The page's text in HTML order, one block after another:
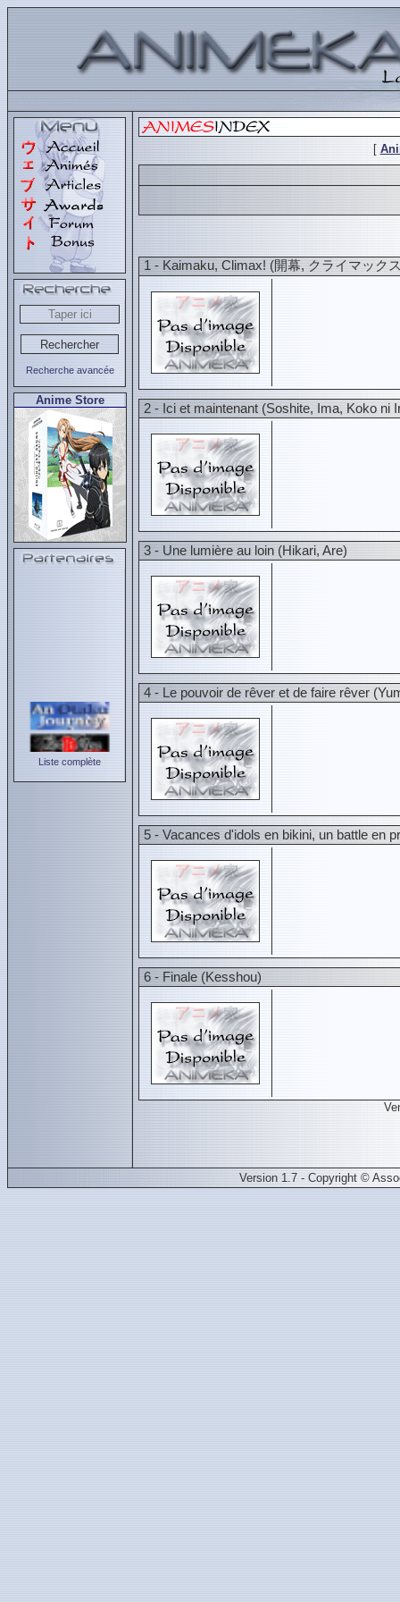
Recherche avancée
Anime Store
Liste complète
[
1 - Kaimaku, Climax! (開幕, クライマック
2 - Ici et maintenant (Soshite, Ima, Koko ni
3 - Une lumière au loin (Hikari, Are)
4 - Le pouvoir de rêver et de faire rêver
5 - Vacances d'idols en bikini, un battle en
6 - Finale (Kesshou)
Version 1.7 - Copyright ©